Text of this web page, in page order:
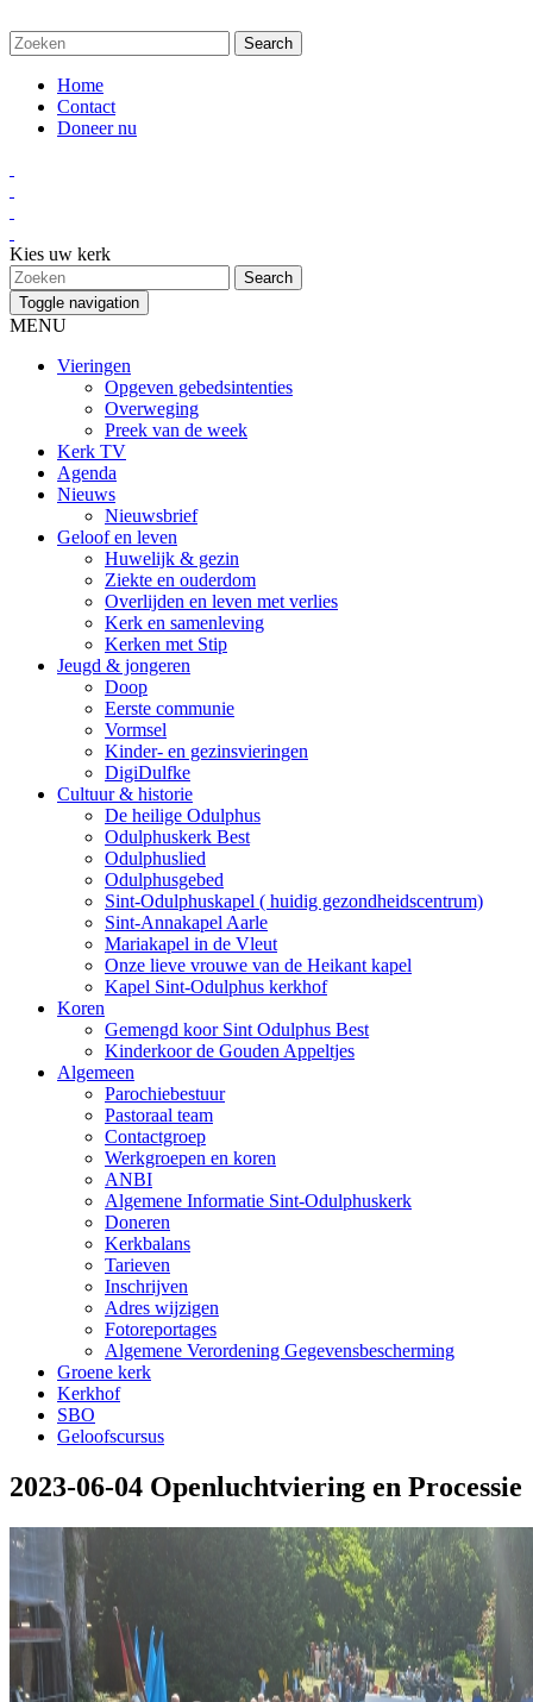
Home
Contact
Doneer nu
Kies uw kerk
Toggle navigation
MENU
Vieringen
Opgeven gebedsintenties
Overweging
Preek van de week
Kerk TV
Agenda
Nieuws
Nieuwsbrief
Geloof en leven
Huwelijk & gezin
Ziekte en ouderdom
Overlijden en leven met verlies
Kerk en samenleving
Kerken met Stip
Jeugd & jongeren
Doop
Eerste communie
Vormsel
Kinder- en gezinsvieringen
DigiDulfke
Cultuur & historie
De heilige Odulphus
Odulphuskerk Best
Odulphuslied
Odulphusgebed
Sint-Odulphuskapel ( huidig gezondheidscentrum)
Sint-Annakapel Aarle
Mariakapel in de Vleut
Onze lieve vrouwe van de Heikant kapel
Kapel Sint-Odulphus kerkhof
Koren
Gemengd koor Sint Odulphus Best
Kinderkoor de Gouden Appeltjes
Algemeen
Parochiebestuur
Pastoraal team
Contactgroep
Werkgroepen en koren
ANBI
Algemene Informatie Sint-Odulphuskerk
Doneren
Kerkbalans
Tarieven
Inschrijven
Adres wijzigen
Fotoreportages
Algemene Verordening Gegevensbescherming
Groene kerk
Kerkhof
SBO
Geloofscursus
2023-06-04 Openluchtviering en Processie